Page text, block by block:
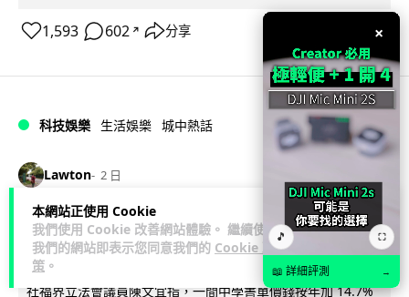
本網站正使用 Cookie
我們使用 Cookie 改善網站體驗。 繼續使用
我們的網站即表示您同意我們的 Cookie 政
策 。
1,593 602 ↗ 分享
科技娛樂 生活娛樂 城中熱話
Lawton 2 日
家長無得慳錢買二手書 電子啟動碼鎖死
二手教科書 學生無法做功課
社福界立法會議員陳文宜指，一間中學書單價錢按年加 14.7%
×
🎵 ⛶
📖 詳細評測 →